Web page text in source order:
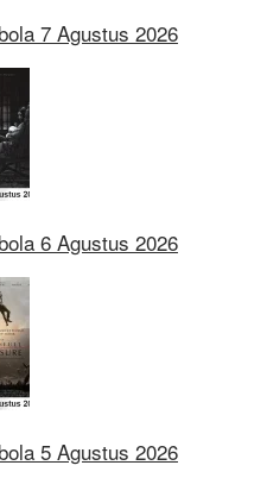
7 Agustus 2026
6 Agustus 2026
5 Agustus 2026